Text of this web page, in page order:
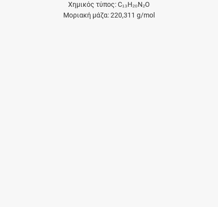
Χημικός τύπος: C₁₃H₂₀N₂O
Μοριακή μάζα: 220,311 g/mol